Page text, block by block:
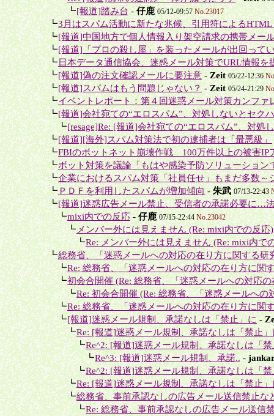
＋＋＋┗[報道]踏み台-仔鹿 05/12-09:57No.23017
＋┗3月はスパム活動に新たな兆候、引用符による
＋┗[報道]中国地方で個人情報入り架空請求の携帯メー
＋┗[報道]「プロの殺し屋」を装ったメールが出回って
＋┗日本データ通信協会、迷惑メール対策でURL情報を
＋┗[報道]偽の注文確認メールに要注意-Zeit 05/22-12:36
＋┗[報道]スパムはもう問題じゃない？-Zeit 05/24-21:29
＋┗イベントレポート：第４回迷惑メール対策カンファ
＋┗[報道]会社宛ての“エロスパム”、対処しないとセク
＋＋┗[resage]Re: [報道]会社宛ての“エロスパム”、対処
＋┗[報道][海外]スパム対策法で初の逮捕者は「最悪級」
＋┗FBIのボットネット崩壊作戦 100万件以上の被害IP
＋┗ボット対策を議論「もはや感染予防ソリューション
＋┗企業におけるスパム対策「社員任せ」もまだ多数～
＋┗ＰＤＦを利用したスパムが増加傾向-朱武 07/13-22:43
＋┗[報道]迷惑広告メール禁止、受信者の承諾必要に…
＋＋┗mixi内での反応-仔鹿 07/15-22:44No.23042
＋＋＋┗メンバー外には見えません (Re: mixi内での反応)
＋＋＋＋┗Re: メンバー外には見えません (Re: mixi内で
＋┗総務省、「迷惑メールへの対応の在り方に関する研
＋＋┗Re: 総務省、「迷惑メールへの対応の在り方に関
＋＋┗初会合開催 (Re: 総務省、「迷惑メールへの対応
＋＋＋┗Re: 初会合開催 (Re: 総務省、「迷惑メールへの
＋＋┗Re: 総務省、「迷惑メールへの対応の在り方に関
＋＋┗[報道]迷惑メール規制、承諾なしは「禁止」に-
＋＋＋┗Re: [報道]迷惑メール規制、承諾なしは「禁止」
＋＋＋＋┗Re^2: [報道]迷惑メール規制、承諾なしは「
＋＋＋＋＋┗Re^3: [報道]迷惑メール規制、承諾..-
＋＋＋＋┗Re^2: [報道]迷惑メール規制、承諾なしは「
＋＋＋┗Re: [報道]迷惑メール規制、承諾なしは「禁止」
＋＋＋┗総務省、事前承認なしの広告メール送信禁止な
＋＋＋＋┗Re: 総務省、事前承認なしの広告メール送信